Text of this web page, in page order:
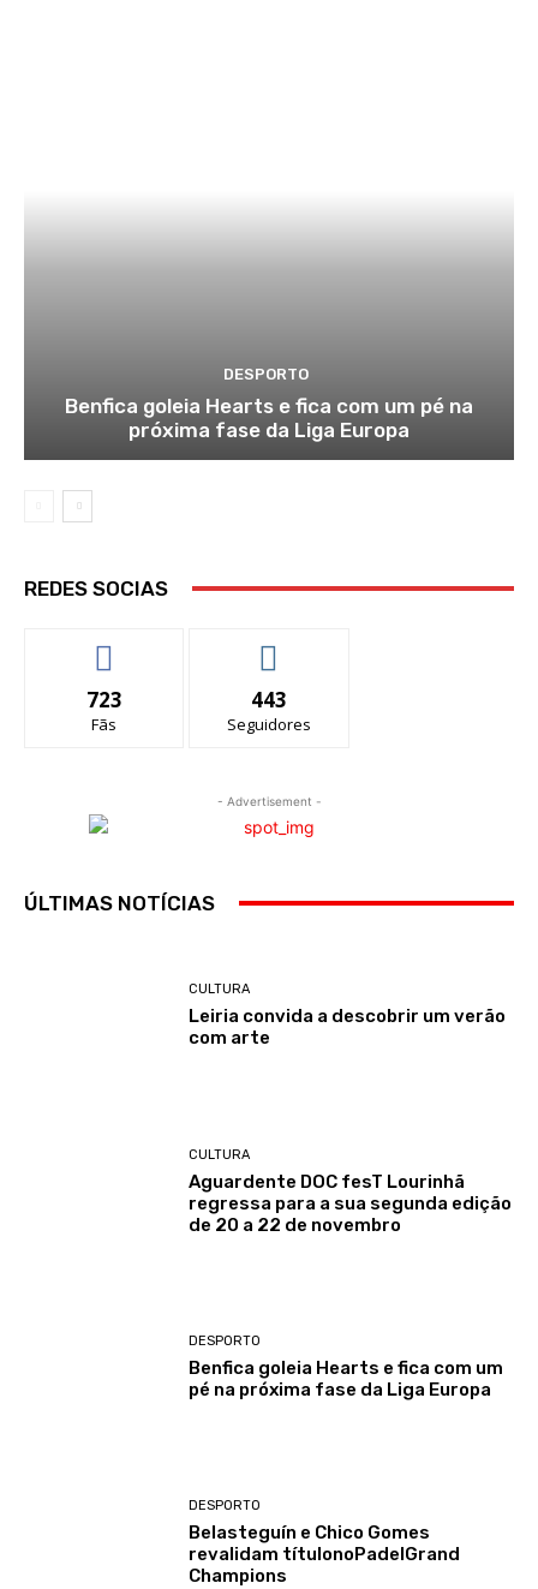
DESPORTO
Benfica goleia Hearts e fica com um pé na
próxima fase da Liga Europa
REDES SOCIAS
723
Fãs
443
Seguidores
- Advertisement -
ÚLTIMAS NOTÍCIAS
CULTURA
Leiria convida a descobrir um verão
com arte
CULTURA
Aguardente DOC fesT Lourinhã
regressa para a sua segunda edição
de 20 a 22 de novembro
DESPORTO
Benfica goleia Hearts e fica com um
pé na próxima fase da Liga Europa
DESPORTO
Belasteguín e Chico Gomes
revalidam títulonoPadelGrand
Champions